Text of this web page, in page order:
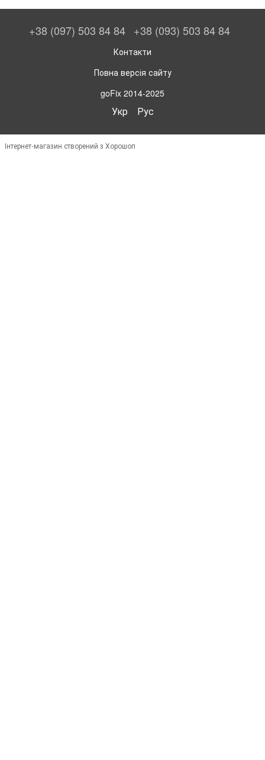
+38 (097) 503 84 84 +38 (093) 503 84 84
Контакти
Повна версія сайту
goFix 2014-2025
Укр Рус
Інтернет-магазин створений з Хорошоп